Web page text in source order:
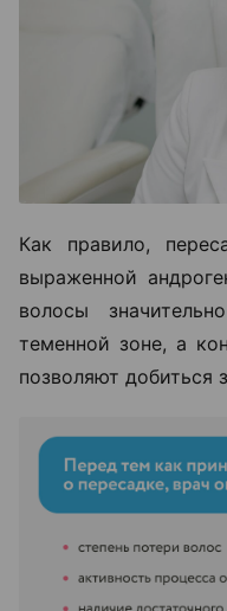
Как правило,
выраженной
волосы
теменной зоне, а
позволяют добиться